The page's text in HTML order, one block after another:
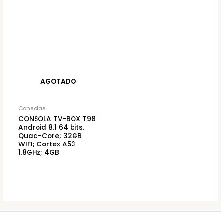
AGOTADO
Consolas
CONSOLA TV-BOX T98
Android 8.1 64 bits.
Quad-Core; 32GB
WIFI; Cortex A53
1.8GHz; 4GB